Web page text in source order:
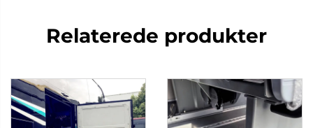
Relaterede produkter